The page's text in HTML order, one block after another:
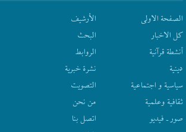
الصفحة الاولى
كل الاخبار
أنشطة قرآنیة
دينية
سیاسیة و اجتماعیة
ثقافیة وعلمیة
صور ـ فيديو
الأرشیف
البحث
الروابط
نشرة‌ خبریة
التصويت
من نحن
اتصل بنا